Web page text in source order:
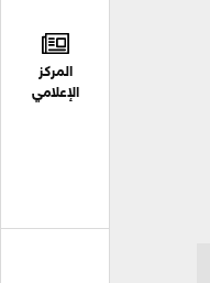
المركز
الإعلامي